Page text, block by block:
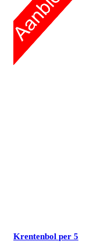
Krentenbol per 5